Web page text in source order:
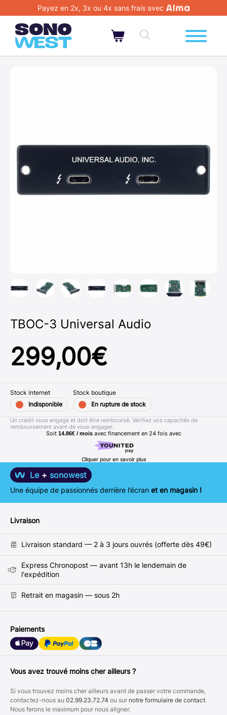
Payez en 2x, 3x ou 4x sans frais avec
TBOC-3 Universal Audio
299,00€
Soit 14.86€ / mois avec financement en 24 fois avec
Cliquer pour en savoir plus
Un crédit vous engage et doit être remboursé. Vérifiez vos capacités de
remboursement avant de vous engager.
Stock internet
Indisponible
Stock boutique
En rupture de stock
Le + sonowest
Une équipe de passionnés derrière l’écran et en magasin !
Livraison
Livraison standard — 2 à 3 jours ouvrés (offerte dès 49€)
Express Chronopost — avant 13h le lendemain de
l'expédition
Retrait en magasin — sous 2h
Paiements
Vous avez trouvé moins cher ailleurs ?
Si vous trouvez moins cher ailleurs avant de passer votre commande,
contactez-nous au 02.99.23.72.74 ou sur notre formulaire de contact.
Nous ferons le maximum pour nous aligner.